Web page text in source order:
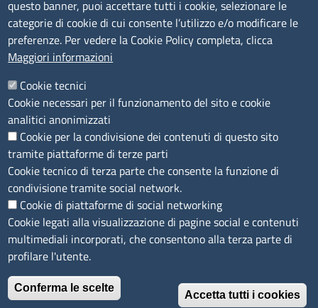
Concorsi e selezioni
Procedimenti
Provvedimenti
Seguici su
Sito web
Accesso riservato
Mappa del sito
Menù privacy
Cookie Note legali
Privacy
Dichiarazione di Accessibilità
© 2026 Camere di Commercio di Ferrara Ravenna
questo banner, puoi accettare tutti i cookie, selezionare le
categorie di cookie di cui consente l’utilizzo e/o modificare le
preferenze. Per vedere la Cookie Policy completa, clicca
Maggiori informazioni
Cookie tecnici
Cookie necessari per il funzionamento del sito e cookie
analitici anonimizzati
Cookie per la condivisione dei contenuti di questo sito
tramite piattaforme di terze parti
Cookie tecnico di terza parte che consente la funzione di
condivisione tramite social network.
Cookie di piattaforme di social networking
Cookie legati alla visualizzazione di pagine social e contenuti
multimediali incorporati, che consentono alla terza parte di
profilare l'utente.
Conferma le scelte
Accetta tutti i cookies